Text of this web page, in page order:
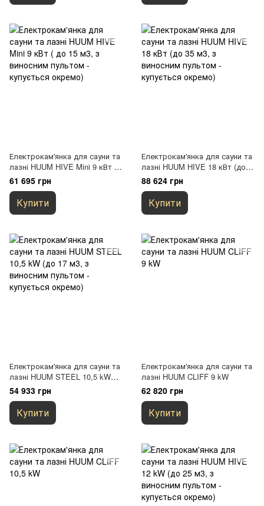
Електрокам'янка для сауни та
лазні HUUM HIVE Mini 9 кВт (
до 15 м3, з виносним пультом
- купується окремо)
61 695 грн
Купити
Електрокам'янка для сауни та
лазні HUUM HIVE 18 кВт (до
35 м3, з виносним пультом -
купується окремо)
88 624 грн
Купити
Електрокам'янка для сауни та
лазні HUUM STEEL 10,5 kW
(до 17 м3, з виносним
пультом - купується окремо)
54 933 грн
Купити
Електрокам'янка для сауни та
лазні HUUM CLIFF 9 kW
62 820 грн
Купити